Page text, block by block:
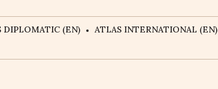
DIPLOMATIC (EN)
ATLAS INTERNATIONAL (EN)